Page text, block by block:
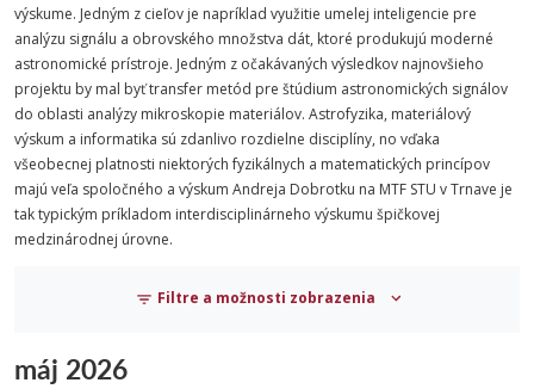
výskume. Jedným z cieľov je napríklad využitie umelej inteligencie pre
analýzu signálu a obrovského množstva dát, ktoré produkujú moderné
astronomické prístroje. Jedným z očakávaných výsledkov najnovšieho
projektu by mal byť transfer metód pre štúdium astronomických signálov
do oblasti analýzy mikroskopie materiálov. Astrofyzika, materiálový
výskum a informatika sú zdanlivo rozdielne disciplíny, no vďaka
všeobecnej platnosti niektorých fyzikálnych a matematických princípov
majú veľa spoločného a výskum Andreja Dobrotku na MTF STU v Trnave je
tak typickým príkladom interdisciplinárneho výskumu špičkovej
medzinárodnej úrovne.
Filtre a možnosti zobrazenia
máj 2026